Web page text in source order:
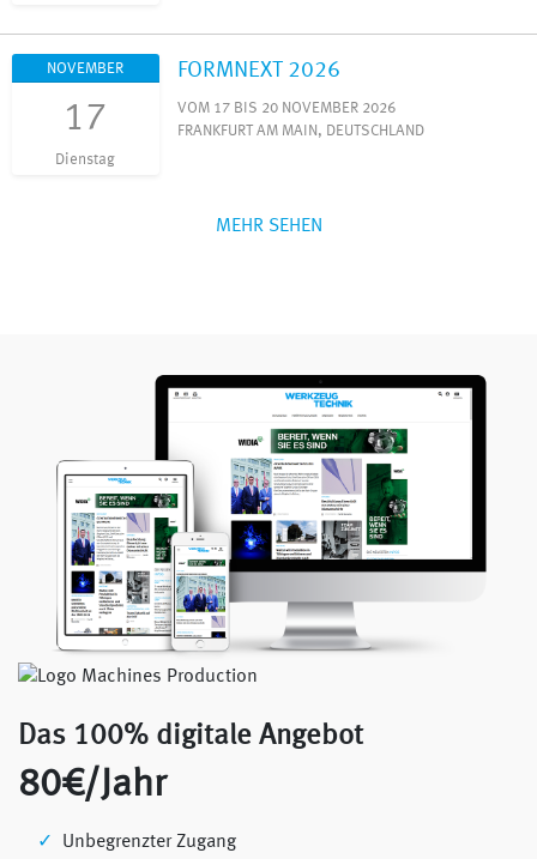
NOVEMBER
17
Dienstag
FORMNEXT 2026
VOM 17 BIS 20 NOVEMBER 2026
FRANKFURT AM MAIN, DEUTSCHLAND
MEHR SEHEN
Das 100% digitale Angebot
80€/Jahr
Unbegrenzter Zugang